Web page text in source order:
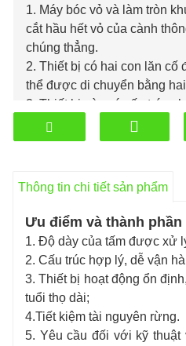
1. Máy bóc vỏ và làm tròn
cắt hầu hết vỏ của cành
chúng thẳng.
2. Thiết bị có hai con lăn cố
thể được di chuyển bằng
3. Thiết bị này có cấu trúc
vận hành dễ dàng và hiệu
Thông tin chi tiết sản phẩm
Ưu điểm và thành phần
1. Độ dày của tấm được xử
2. Cấu trúc hợp lý, dễ vận
3. Thiết bị hoạt động ổn
tuổi thọ dài;
4.Tiết kiệm tài nguyên rừng.
5. Yêu cầu đối với kỹ thuật